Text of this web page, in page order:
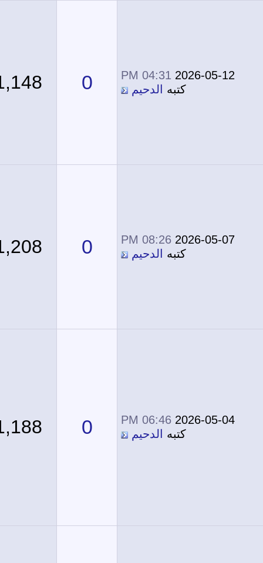
2026-05-12
04:31 PM
كتبهالدحيم 1,148
2026-05-07
08:26 PM
كتبهالدحيم 1,208
2026-05-04
06:46 PM
كتبهالدحيم 1,188